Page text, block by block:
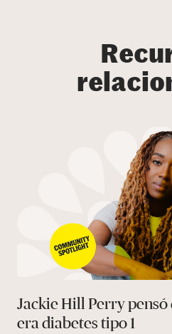
Jackie Hill Perry pensó
era diabetes tipo 1